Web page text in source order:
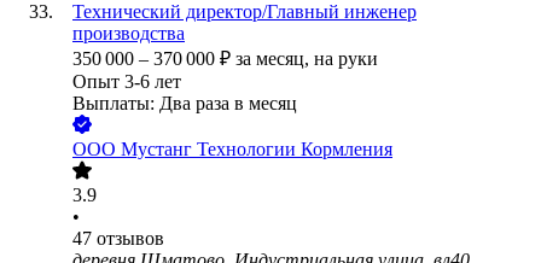
Технический директор/Главный инженер
производства
350 000 – 370 000 ₽ за месяц, на руки
Опыт 3-6 лет
Выплаты: Два раза в месяц
ООО Мустанг Технологии Кормления
3.9
•
47 отзывов